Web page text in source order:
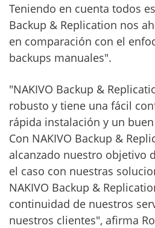
Teniendo en cuenta todos
Backup & Replication nos
en comparación con el
backups manuales".
"NAKIVO Backup &
robusto y tiene una fácil
rápida instalación y un
Con NAKIVO Backup &
alcanzado nuestro objetivo
el caso con nuestras
NAKIVO Backup &
continuidad de nuestros
nuestros clientes", afirma